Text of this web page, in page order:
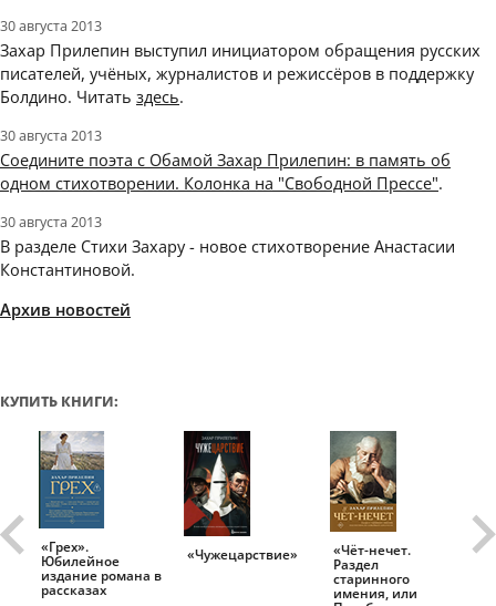
30 августа 2013
Захар Прилепин выступил инициатором обращения русских
писателей, учёных, журналистов и режиссёров в поддержку
Болдино. Читать здесь.
30 августа 2013
Соедините поэта с Обамой Захар Прилепин: в память об
одном стихотворении. Колонка на "Свободной Прессе".
30 августа 2013
В разделе Стихи Захару - новое стихотворение Анастасии
Константиновой.
Архив новостей
КУПИТЬ КНИГИ:
«Грех».
Юбилейное
издание романа в
рассказах
«Чужецарствие» «Чёт-нечет.
Раздел
старинного
имения, или